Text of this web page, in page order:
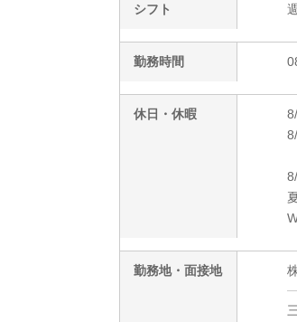
シフト
勤務時間
休日・休暇
勤務地・面接地